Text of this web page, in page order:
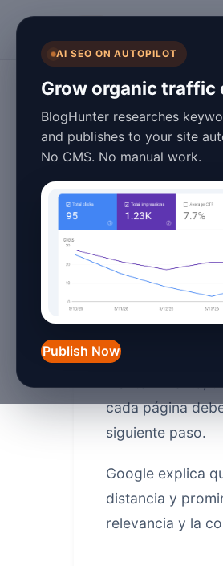
AI SEO ON AUTOPILOT
Grow organic
BlogHunter researches
and publishes to your site
No CMS. No manual work.
Publish Now
Cómo
May 27, 2026
Las páginas
solo si cada
Valencia no
El objetivo es
mantenimiento,
cada página
siguiente paso.
Google explica
distancia y
relevancia y la